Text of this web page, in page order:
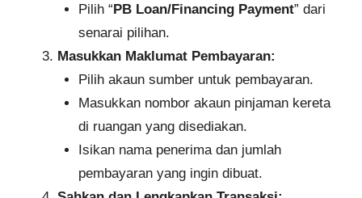
Pilih “PB Loan/Financing Payment” dari
senarai pilihan.
Masukkan Maklumat Pembayaran:
Pilih akaun sumber untuk pembayaran.
Masukkan nombor akaun pinjaman kereta
di ruangan yang disediakan.
Isikan nama penerima dan jumlah
pembayaran yang ingin dibuat.